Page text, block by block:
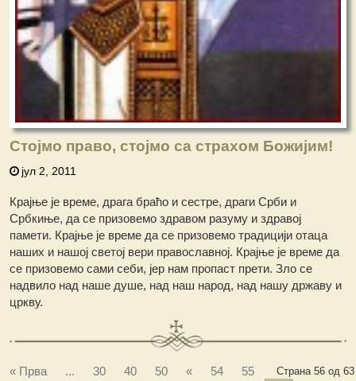
Стојмо право, стојмо са страхом Божијим!
јул 2, 2011
Крајње је време, драга браћо и сестре, драги Срби и
Србкиње, да се призовемо здравом разуму и здравој
памети. Крајње је време да се призовемо традицији отаца
наших и нашој светој вери православној. Крајње је време да
се призовемо сами себи, јер нам пропаст прети. Зло се
надвило над наше душе, над наш народ, над нашу државу и
цркву.
Страна 56 од 63
« Прва ... 30 40 50 « 54
55